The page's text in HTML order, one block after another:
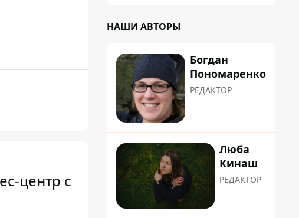
центр с
НАШИ АВТОРЫ
Богдан
Пономаренко
РЕДАКТОР
Люба
Кинаш
РЕДАКТОР